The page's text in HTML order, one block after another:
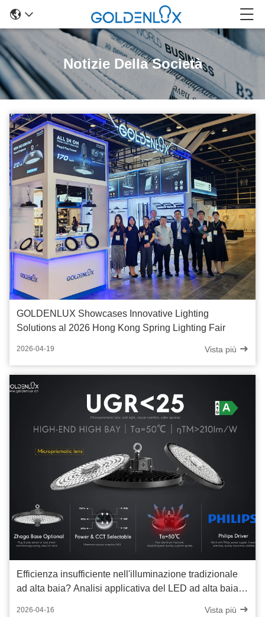
Notizie Della Società
GOLDENLUX Showcases Innovative Lighting
Solutions al 2026 Hong Kong Spring Lighting Fair
2026-04-19 Vista più
Efficienza insufficiente nell'illuminazione tradizionale
ad alta baia? Analisi applicativa del LED ad alta baia
2026-04-16 Vista più